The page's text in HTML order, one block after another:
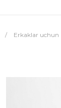
/ Erkaklar uchun